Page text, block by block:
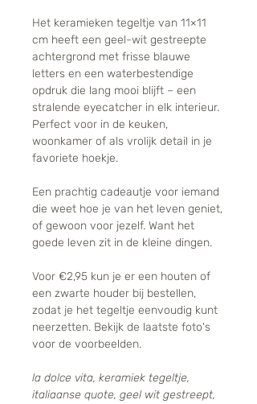
Het keramieken tegeltje van 11×11
cm heeft een geel-wit gestreepte
achtergrond met frisse blauwe
letters en een waterbestendige
opdruk die lang mooi blijft – een
stralende eyecatcher in elk interieur.
Perfect voor in de keuken,
woonkamer of als vrolijk detail in je
favoriete hoekje.
Een prachtig cadeautje voor iemand
die weet hoe je van het leven geniet,
of gewoon voor jezelf. Want het
goede leven zit in de kleine dingen.
Voor €2,95 kun je er een houten of
een zwarte houder bij bestellen,
zodat je het tegeltje eenvoudig kunt
neerzetten. Bekijk de laatste foto's
voor de voorbeelden.
la dolce vita, keramiek tegeltje,
italiaanse quote, geel wit gestreept,